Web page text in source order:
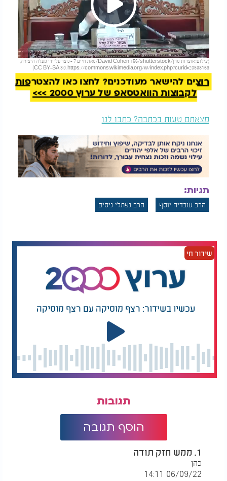
Play
Video
(צילום: אוצרות מרן/David Cohen 156/shutterstock/מאת חיים 7 - נוצר על־ידי מעלה היצירה,
CC BY-SA 3.0, https://commons.wikimedia.org/w/index.php?curid=20598163)
להמשך קריאה
רוצים להישאר מעודכנים? לחצו כאן להצטרפות
לקבוצות הוואטסאפ של ערוץ 2000 >>>
מצאתם טעות בכתבה? כתבו לנו
תגיות:
הרב עובדיה יוסף הרב נפתלי ניסים
שידור חי
עכשיו בשידור: רצף מוסיקה עם רצף מוסיקה
תגובות
הוסף תגובה
1. ממש חזק תודה
כהן
06/09/22 14:11